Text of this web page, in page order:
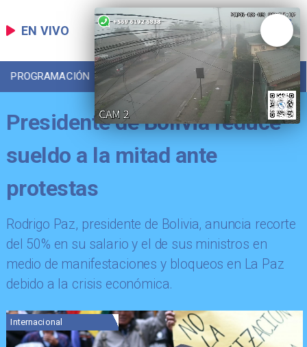
EN VIVO
PROGRAMACIÓN LOCAL DEPORTES
Presidente de Bolivia reduce
sueldo a la mitad ante
protestas
Rodrigo Paz, presidente de Bolivia, anuncia recorte
del 50% en su salario y el de sus ministros en
medio de manifestaciones y bloqueos en La Paz
debido a la crisis económica.
Internacional